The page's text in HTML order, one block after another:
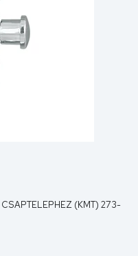
(KMT) 273-